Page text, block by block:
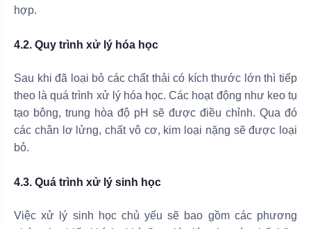
hợp.
4.2. Quy trình xử lý hóa học
Sau khi đã loại bỏ các chất thải có kích thước lớn thì tiếp
theo là quá trình xử lý hóa học. Các hoạt động như keo tụ
tạo bông, trung hòa độ pH sẽ được điều chỉnh. Qua đó
các chân lơ lửng, chất vô cơ, kim loại nặng sẽ được loại
bỏ.
4.3. Quá trình xử lý sinh học
Việc xử lý sinh học chủ yếu sẽ bao gồm các phương